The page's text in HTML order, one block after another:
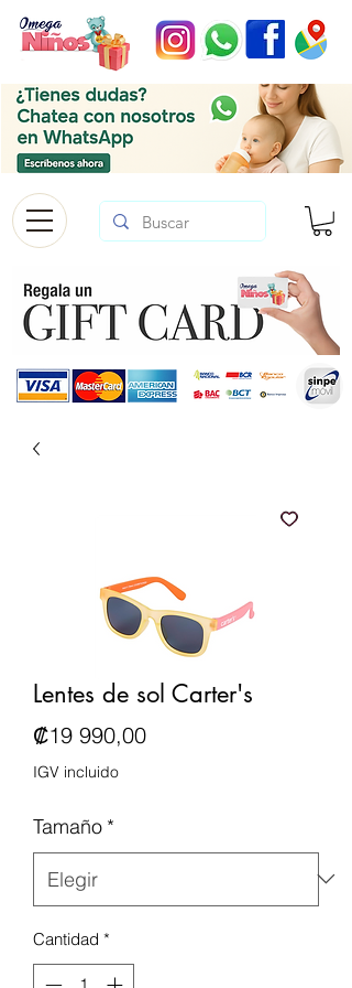
Lentes de sol Carter's
₡19 990,00Precio
IGV incluido
Tamaño *
Cantidad *